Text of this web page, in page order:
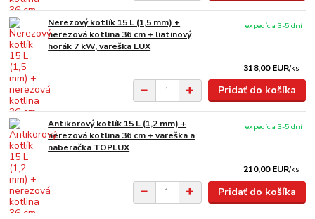
Nerezový kotlík 15 L (1,5 mm) +
nerezová kotlina 36 cm + liatinový
horák 7 kW, vareška LUX
318,00 EUR/ks
expedícia 3-5 dní
Pridať do košíka
Antikorový kotlík 15 L (1,2 mm) +
nerezová kotlina 36 cm + vareška a
naberačka TOPLUX
210,00 EUR/ks
expedícia 3-5 dní
Pridať do košíka